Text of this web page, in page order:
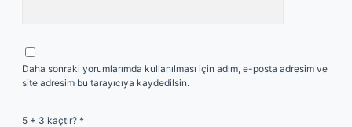
Daha sonraki yorumlarımda kullanılması için adım, e-posta adresim ve
site adresim bu tarayıcıya kaydedilsin.
5 + 3 kaçtır? *